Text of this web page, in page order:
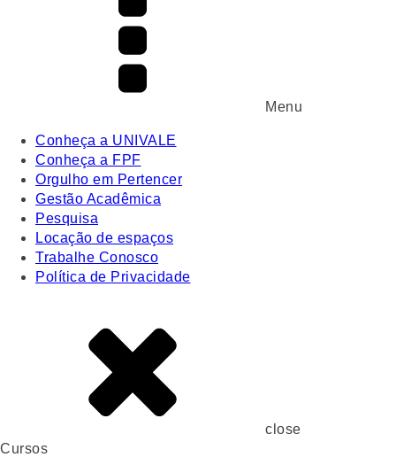
Menu
Conheça a UNIVALE
Conheça a FPF
Orgulho em Pertencer
Gestão Acadêmica
Pesquisa
Locação de espaços
Trabalhe Conosco
Política de Privacidade
close
Cursos